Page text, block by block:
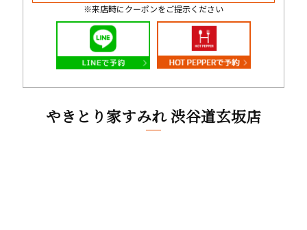
※来店時にクーポンをご提示ください
やきとり家すみれ 渋谷道玄坂店